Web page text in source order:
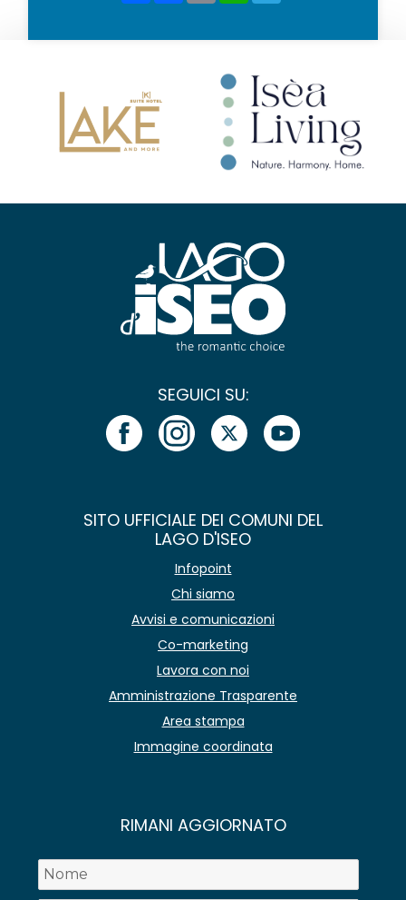
SEGUICI SU:
SITO UFFICIALE DEI COMUNI DEL
LAGO D'ISEO
Infopoint
Chi siamo
Avvisi e comunicazioni
Co-marketing
Lavora con noi
Amministrazione Trasparente
Area stampa
Immagine coordinata
RIMANI AGGIORNATO